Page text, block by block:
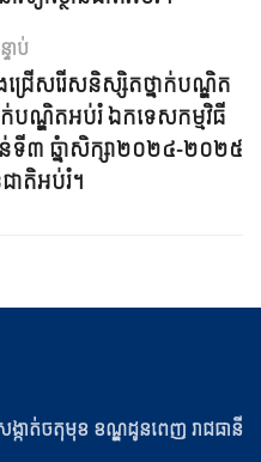
ាប់
ើសរើសនិស្សិតថ្នាក់បណ្ឌិត
បណ្ឌិតអប់រំ ឯកទេសកម្មវិធី
ន់ទី៣ ឆ្នំាសិក្សា២០២៤-២០២៥
ជាតិអប់រំ។
កាត់ចតុមុខ​ ខណ្ឌដូនពេញ​ រាជធានី